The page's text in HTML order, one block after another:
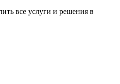
все услуги и решения в